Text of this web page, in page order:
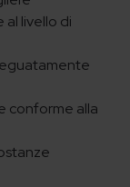
al livello di
conforme alla